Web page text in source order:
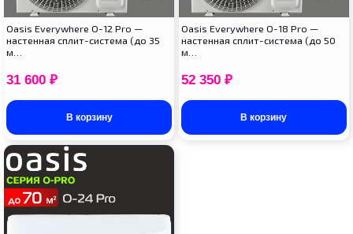
Oasis Everywhere O-12 Pro —
настенная сплит-система (до 35
м…
31 600 ₽
В корзину
Oasis Everywhere O-18 Pro —
настенная сплит-система (до 50
м…
52 350 ₽
В корзину